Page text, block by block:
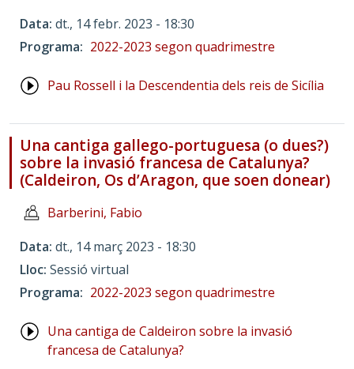
Data dt., 14 febr. 2023 - 18:30
Programa
2022-2023 segon quadrimestre
Pau Rossell i la Descendentia dels reis de Sicília
Una cantiga gallego-portuguesa (o dues?)
sobre la invasió francesa de Catalunya?
(Caldeiron, Os d’Aragon, que soen donear)
Barberini, Fabio
Data dt., 14 març 2023 - 18:30
Lloc Sessió virtual
Programa
2022-2023 segon quadrimestre
Una cantiga de Caldeiron sobre la invasió
francesa de Catalunya?